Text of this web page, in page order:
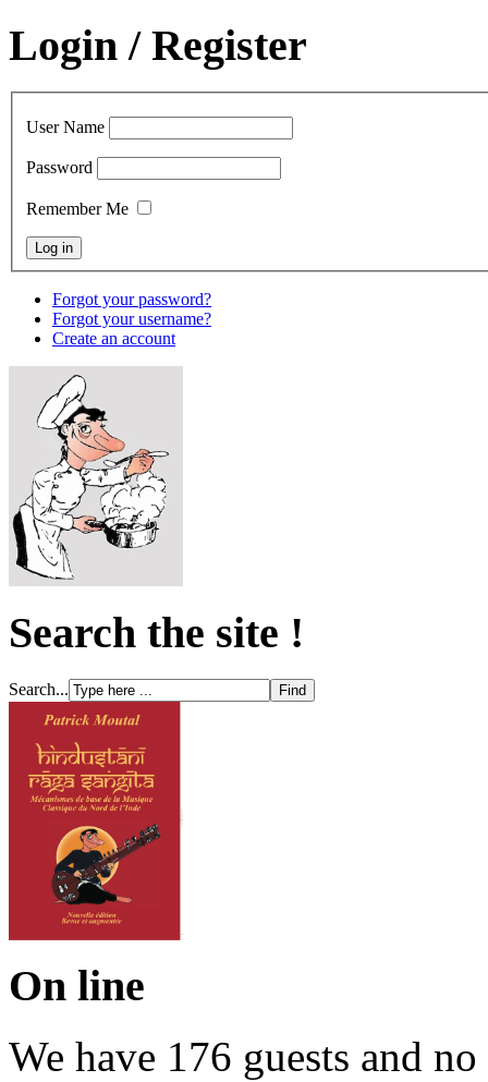
Login / Register
User Name
Password
Remember Me
Forgot your password?
Forgot your username?
Create an account
Search the site !
Search...
On line
We have 176 guests and